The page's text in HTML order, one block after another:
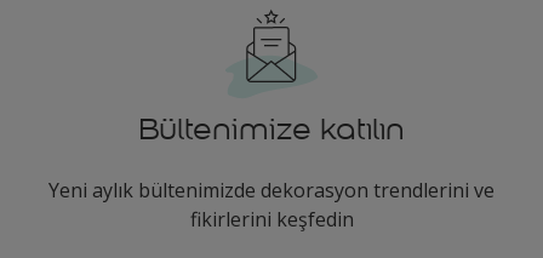
Bültenimize katılın
Yeni aylık bültenimizde dekorasyon trendlerini ve
fikirlerini keşfedin